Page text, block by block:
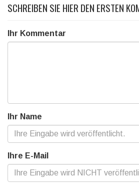
SCHREIBEN SIE HIER DEN ERSTEN
Ihr Kommentar
Ihr Name
Ihre E-Mail